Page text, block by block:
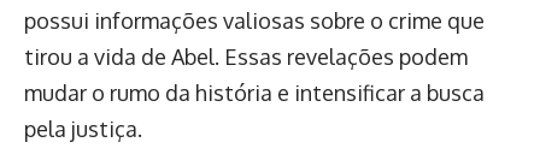
possui informações valiosas sobre o crime que
tirou a vida de Abel. Essas revelações podem
mudar o rumo da história e intensificar a busca
pela justiça.